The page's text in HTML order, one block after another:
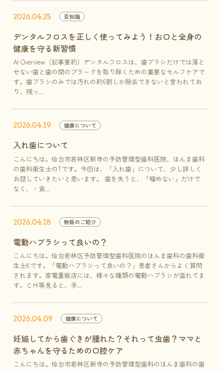
2026.04.25 豆知識
デンタルフロスを正しく使ってみよう！お口と全身の
健康を守る新習慣
AI Overview（記事要約）デンタルフロスは、歯ブラシだけでは落と
せない歯と歯の間のプラークを取り除くための重要なセルフケアで
す。歯ブラシのみでは汚れの約6割しか除去できないと言われてお
り、残っ...
2026.04.19 健康について
入れ歯について
こんにちは。仙台市若林区新寺の予防管理型歯科医院、ほんま歯科
の歯科衛生士のTです。今回は、「入れ歯」について、少し詳しく
お話していきたいと思います。 歯を失うと、「噛めない」だけで
なく、・食...
2026.04.18 物販のご紹介
電動ハブラシって良いの？
こんにちは。仙台若林区予防管理型歯科医院のほんま歯科の歯科衛
生士Kです。「電動ハブラシって良いの？」患者さんからよく質問
されます。家電量販店には、様々な種類の電動ハブラシが溢れてま
す。ＣＭ等見ると、手...
2026.04.09 健康について
妊娠してから歯ぐきが腫れた？それって虫歯？ママと
赤ちゃんを守るための口腔ケア
こんにちは。仙台市若林区新寺の予防管理型歯科のほんま歯科の歯